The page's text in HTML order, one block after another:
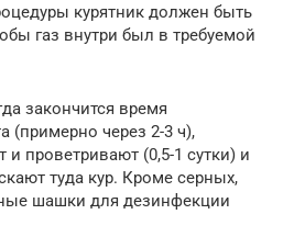
курятник должен быть
газ внутри был в требуемой
закончится время
(примерно через 2-3 ч),
проветривают (0,5-1 сутки) и
туда кур. Кроме серных,
шашки для дезинфекции